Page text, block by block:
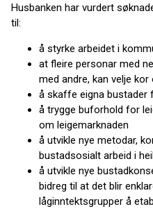
Husbanken har vurdert
til:
å styrke arbeidet i
at fleire personar med
med andre, kan velje kor
å skaffe eigna bustader
å trygge buforhold for
om leigemarknaden
å utvikle nye metodar,
bustadsosialt arbeid i
å utvikle nye
bidreg til at det blir
låginntektsgrupper å